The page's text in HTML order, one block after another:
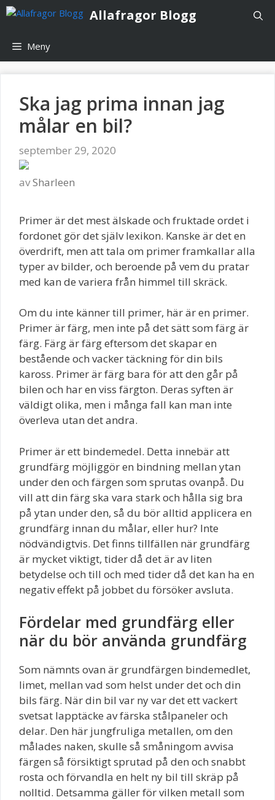
Hoppa
Allafragor Blogg
Meny
Ska jag prima innan jag
målar en bil?
september 29, 2020
avSharleen
Primer är det mest älskade och fruktade ordet i
fordonet gör det själv lexikon. Kanske är det en
överdrift, men att tala om primer framkallar alla
typer av bilder, och beroende på vem du pratar
med kan de variera från himmel till skräck.
Om du inte känner till primer, här är en primer.
Primer är färg, men inte på det sätt som färg är
färg. Färg är färg eftersom det skapar en
bestående och vacker täckning för din bils
kaross. Primer är färg bara för att den går på
bilen och har en viss färgton. Deras syften är
väldigt olika, men i många fall kan man inte
överleva utan det andra.
Primer är ett bindemedel. Detta innebär att
grundfärg möjliggör en bindning mellan ytan
under den och färgen som sprutas ovanpå. Du
vill att din färg ska vara stark och hålla sig bra
på ytan under den, så du bör alltid applicera en
grundfärg innan du målar, eller hur? Inte
nödvändigtvis. Det finns tillfällen när grundfärg
är mycket viktigt, tider då det är av liten
betydelse och till och med tider då det kan ha en
negativ effekt på jobbet du försöker avsluta.
Fördelar med grundfärg eller
när du bör använda grundfärg
Som nämnts ovan är grundfärgen bindemedlet,
limet, mellan vad som helst under det och din
bils färg. När din bil var ny var det ett vackert
svetsat lapptäcke av färska stålpaneler och
delar. Den här jungfruliga metallen, om den
målades naken, skulle så småningom avvisa
färgen så försiktigt sprutad på den och snabbt
rosta och förvandla en helt ny bil till skräp på
nolltid. Detsamma gäller för vilken metall som